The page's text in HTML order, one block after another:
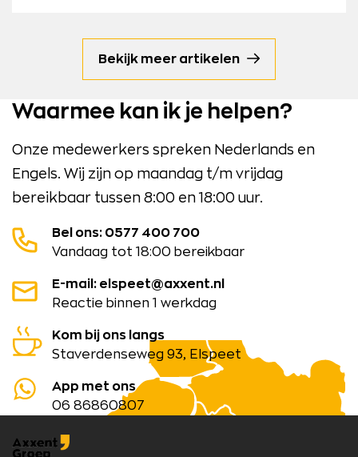
Bekijk meer artikelen
Waarmee kan ik je helpen?
Onze medewerkers spreken Nederlands en
Engels. Wij zijn op maandag t/m vrijdag
bereikbaar tussen 8:00 en 18:00 uur.
Bel ons: 0577 400 700
Vandaag tot 18:00 bereikbaar
E-mail: elspeet@axxent.nl
Reactie binnen 1 werkdag
Kom bij ons langs
Staverdenseweg 93, Elspeet
App met ons
06 86860807